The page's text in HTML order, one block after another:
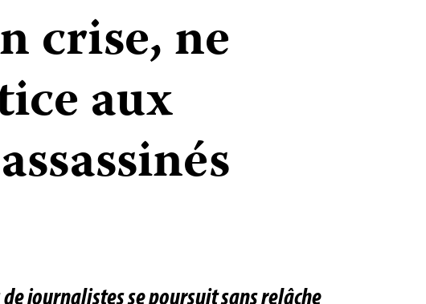
crise, ne
aux
de journalistes se poursuit sans relâche